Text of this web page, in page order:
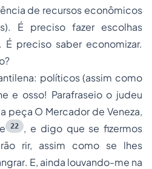
de recursos econômicos
É preciso fazer escolhas
É preciso saber economizar.
políticos (assim como
e osso! Parafraseio o judeu
peça O Mercador de Veneza,
22 , e digo que se fizermos
rir, assim como se lhes
. E, ainda louvando-me na